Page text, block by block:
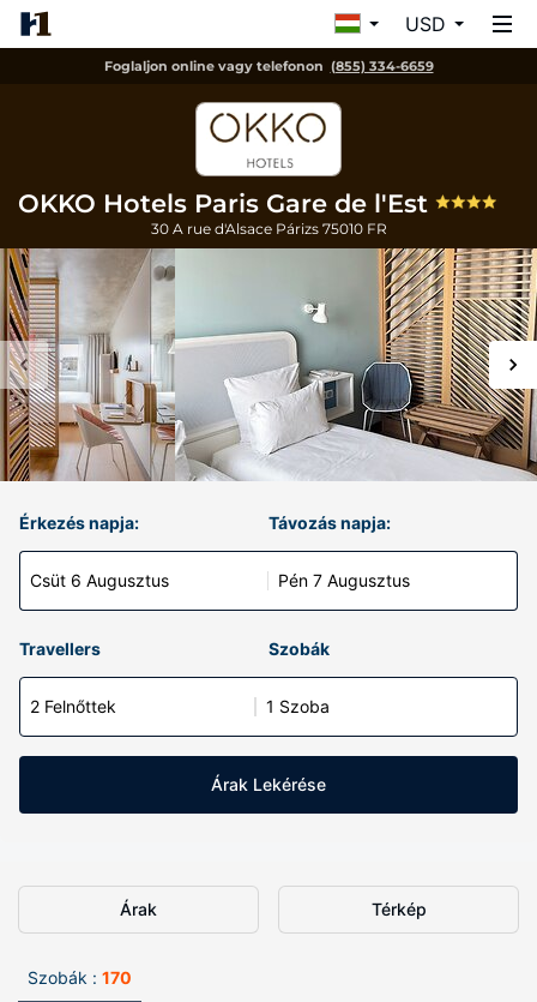
USD
Foglaljon online vagy telefonon (855) 334-6659
OKKO Hotels Paris Gare de l'Est
30 A rue d'Alsace Párizs 75010 FR
Érkezés napja:
Csüt 6 Augusztus
Távozás napja:
Pén 7 Augusztus
Travellers Szobák
2 Felnőttek 1 Szoba
Árak Lekérése
Árak Térkép
Szobák : 170